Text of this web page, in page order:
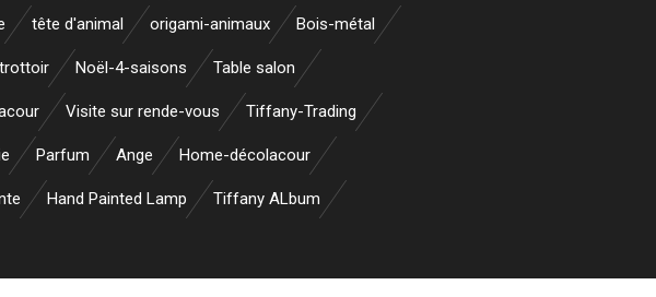
tête d'animal origami-animaux Bois-métal
Noël-4-saisons Table salon
Visite sur rende-vous Tiffany-Trading
Parfum Ange Home-décolacour
Hand Painted Lamp Tiffany ALbum